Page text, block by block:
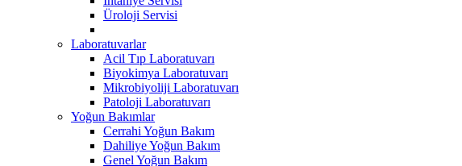
Üroloji Servisi
Laboratuvarlar
Acil Tıp Laboratuvarı
Biyokimya Laboratuvarı
Mikrobiyoliji Laboratuvarı
Patoloji Laboratuvarı
Yoğun Bakımlar
Cerrahi Yoğun Bakım
Dahiliye Yoğun Bakım
Genel Yoğun Bakım